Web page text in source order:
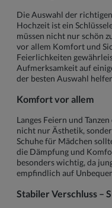
Die Auswahl der
Hochzeit ist ein
müssen nicht nur schön
vor allem Komfort und
Feierlichkeiten
Aufmerksamkeit auf
der besten Auswahl
Komfort vor allem
Langes Feiern und
nicht nur Ästhetik,
Schuhe für Mädchen
die Dämpfung und
besonders wichtig, da
empfindlich auf
Stabiler Verschluss –